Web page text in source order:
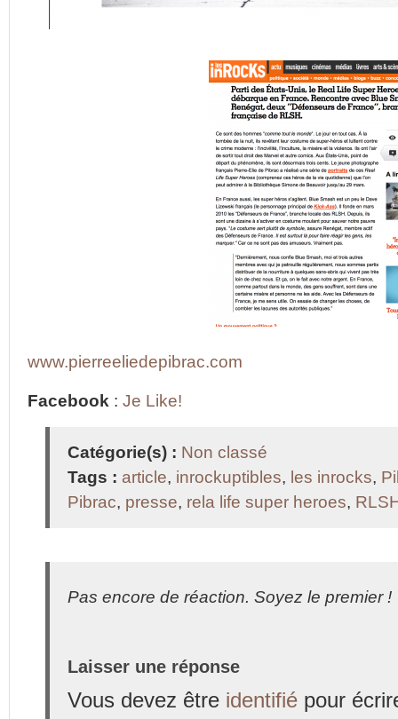
www.pierreeliedepibrac.com
Facebook : Je Like!
Catégorie(s) : Non classé
Tags : article, inrockuptibles, les inrocks,
Pibrac, presse, rela life super heroes,
Pas encore de réaction. Soyez le premier !
Laisser une réponse
Vous devez être identifié pour